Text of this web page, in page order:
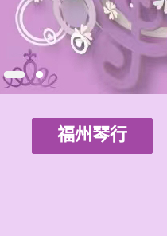
福州琴行